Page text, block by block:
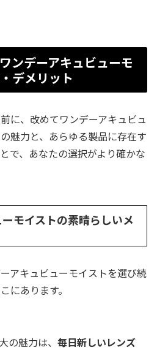
ンデーアキュビューモ
デメリット
に、改めてワンデーアキュビュ
魅力と、あらゆる製品に存在す
で、あなたの選択がより確かな
モイストの素晴らしいメ
アキュビューモイストを選び続
にあります。
の魅力は、毎日新しいレンズ